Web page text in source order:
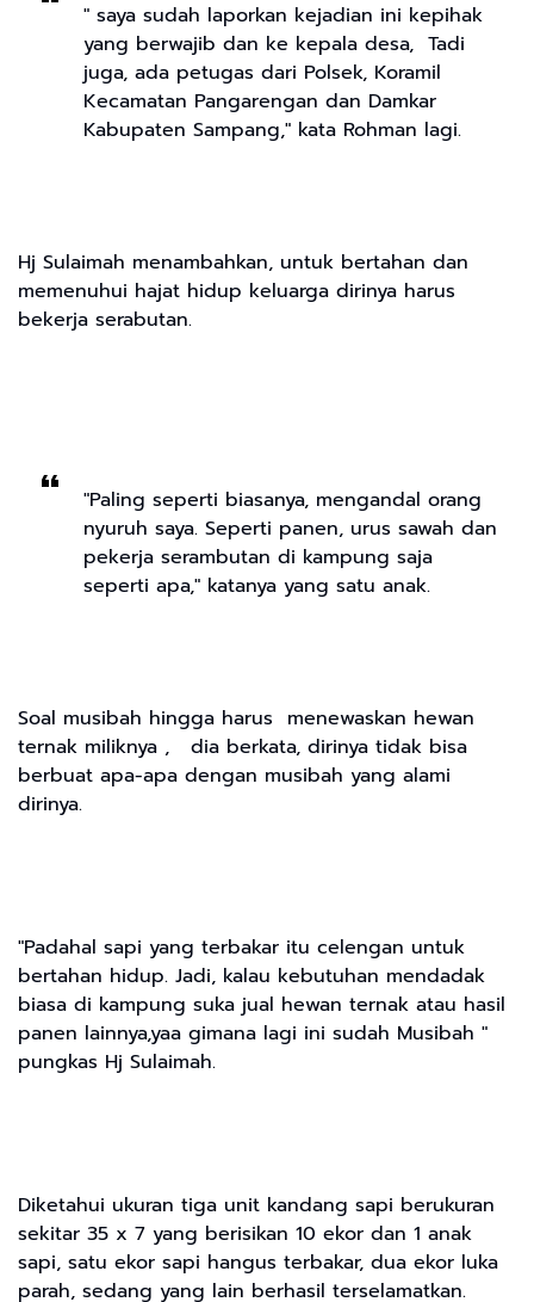
" saya sudah laporkan kejadian ini kepihak
yang berwajib dan ke kepala desa, Tadi
juga, ada petugas dari Polsek, Koramil
Kecamatan Pangarengan dan Damkar
Kabupaten Sampang," kata Rohman lagi.
Hj Sulaimah menambahkan, untuk bertahan dan
memenuhui hajat hidup keluarga dirinya harus
bekerja serabutan.
"Paling seperti biasanya, mengandal orang
nyuruh saya. Seperti panen, urus sawah dan
pekerja serambutan di kampung saja
seperti apa," katanya yang satu anak.
Soal musibah hingga harus menewaskan hewan
ternak miliknya , dia berkata, dirinya tidak bisa
berbuat apa-apa dengan musibah yang alami
dirinya.
"Padahal sapi yang terbakar itu celengan untuk
bertahan hidup. Jadi, kalau kebutuhan mendadak
biasa di kampung suka jual hewan ternak atau hasil
panen lainnya,yaa gimana lagi ini sudah Musibah "
pungkas Hj Sulaimah.
Diketahui ukuran tiga unit kandang sapi berukuran
sekitar 35 x 7 yang berisikan 10 ekor dan 1 anak
sapi, satu ekor sapi hangus terbakar, dua ekor luka
parah, sedang yang lain berhasil terselamatkan.